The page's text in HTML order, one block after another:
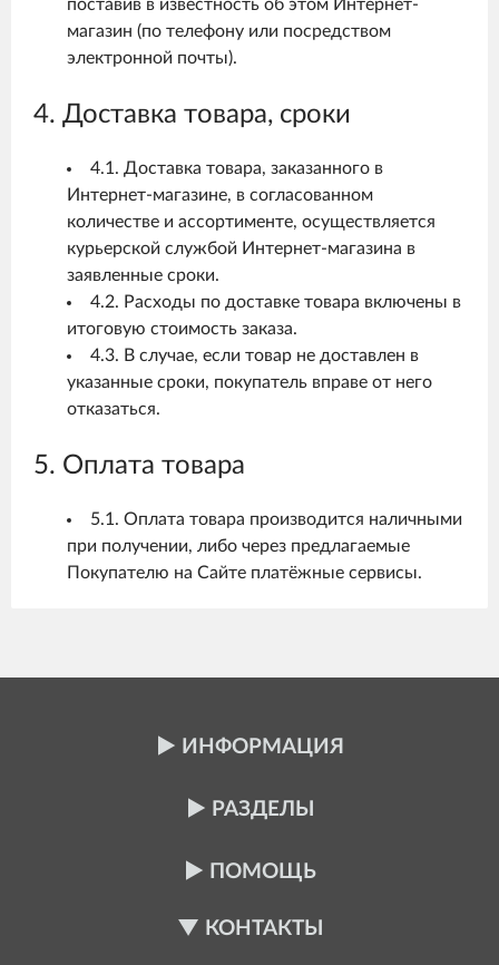
поставив в известность об этом Интернет-
магазин (по телефону или посредством
электронной почты).
4. Доставка товара, сроки
4.1. Доставка товара, заказанного в
Интернет-магазине, в согласованном
количестве и ассортименте, осуществляется
курьерской службой Интернет-магазина в
заявленные сроки.
4.2. Расходы по доставке товара включены в
итоговую стоимость заказа.
4.3. В случае, если товар не доставлен в
указанные сроки, покупатель вправе от него
отказаться.
5. Оплата товара
5.1. Оплата товара производится наличными
при получении, либо через предлагаемые
Покупателю на Сайте платёжные сервисы.
ИНФОРМАЦИЯ
РАЗДЕЛЫ
ПОМОЩЬ
КОНТАКТЫ